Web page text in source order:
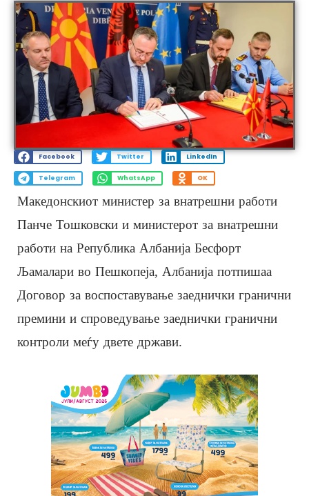
Facebook Twitter LinkedIn
Telegram WhatsApp OK
Македонскиот министер за внатрешни работи
Панче Тошковски и министерот за внатрешни
работи на Република Албанија Бесфорт
Љамалари во Пешкопеја, Албанија потпишаа
Договор за воспоставување заеднички гранични
премини и спроведување заеднички гранични
контроли меѓу двете држави.